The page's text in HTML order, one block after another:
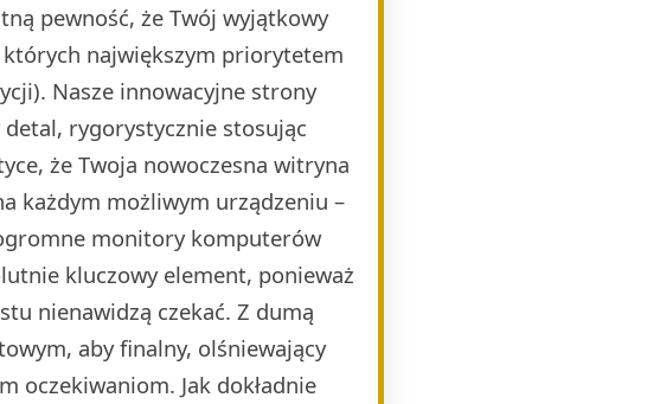
pewność, że Twój wyjątkowy
największym priorytetem
Nasze innowacyjne strony
rygorystycznie stosując
że Twoja nowoczesna witryna
każdym możliwym urządzeniu –
monitory komputerów
kluczowy element, ponieważ
nienawidzą czekać. Z dumą
aby finalny, olśniewający
oczekiwaniom. Jak dokładnie